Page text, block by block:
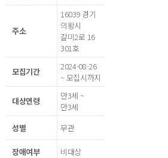
주소
16039 경기
의왕시
갈미2로 16
301호
모집기간
2024-08-26
~ 모집시까지
대상연령
만3세 ~
만3세
성별
무관
장애여부 비대상